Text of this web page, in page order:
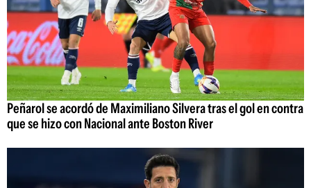
Peñarol se acordó de Maximiliano Silvera tras el gol en contra
que se hizo con Nacional ante Boston River